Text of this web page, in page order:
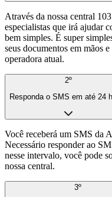
Através da nossa central
especialistas que irá ajudar
bem simples. É super
seus documentos em mãos
operadora atual.
2º
Responda o SMS em até 24
Você receberá um SMS da
Necessário responder ao
nesse intervalo, você pode
nossa central.
3º